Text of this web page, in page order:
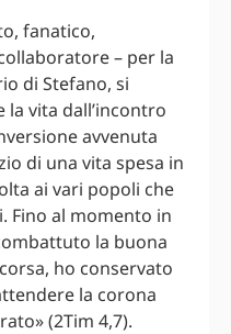
fanatico,
– per la
di Stefano, si
la vita dall’incontro
avvenuta
di una vita spesa in
ai vari popoli che
Fino al momento in
la buona
ho conservato
la corona
(2Tim 4,7).